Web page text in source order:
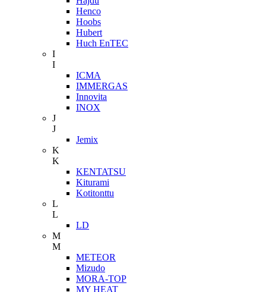
Henco
Hoobs
Hubert
Huch EnTEC
I
I
ICMA
IMMERGAS
Innovita
INOX
J
J
Jemix
K
K
KENTATSU
Kiturami
Kotitonttu
L
L
LD
M
M
METEOR
Mizudo
MORA-TOP
MY HEAT